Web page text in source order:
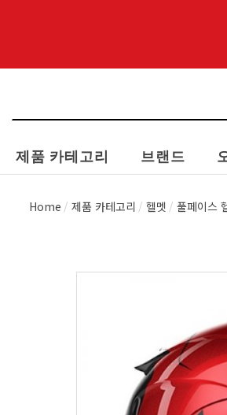
제품 카테고리 브랜드
Home 제품 카테고리 헬멧 풀페이스